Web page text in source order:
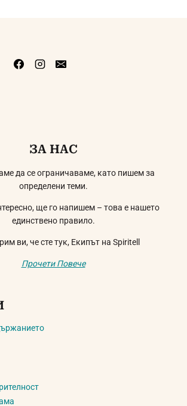
ЗА НАС
да се ограничаваме, като пишем за
определени теми.
ще го напишем – това е нашето
единствено правило.
ви, че сте тук, Екипът на Spiritell
Прочети Повече